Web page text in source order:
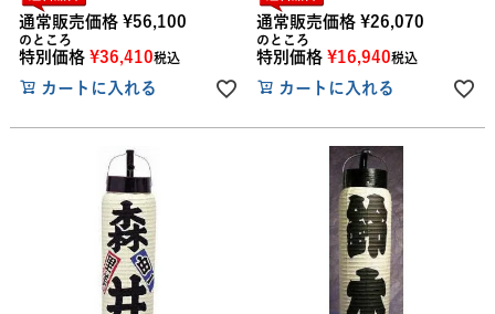
通常販売価格 ¥56,100
のところ
特別価格 ¥36,410税込
カートに入れる
通常販売価格 ¥26,070
のところ
特別価格 ¥16,940税込
カートに入れる